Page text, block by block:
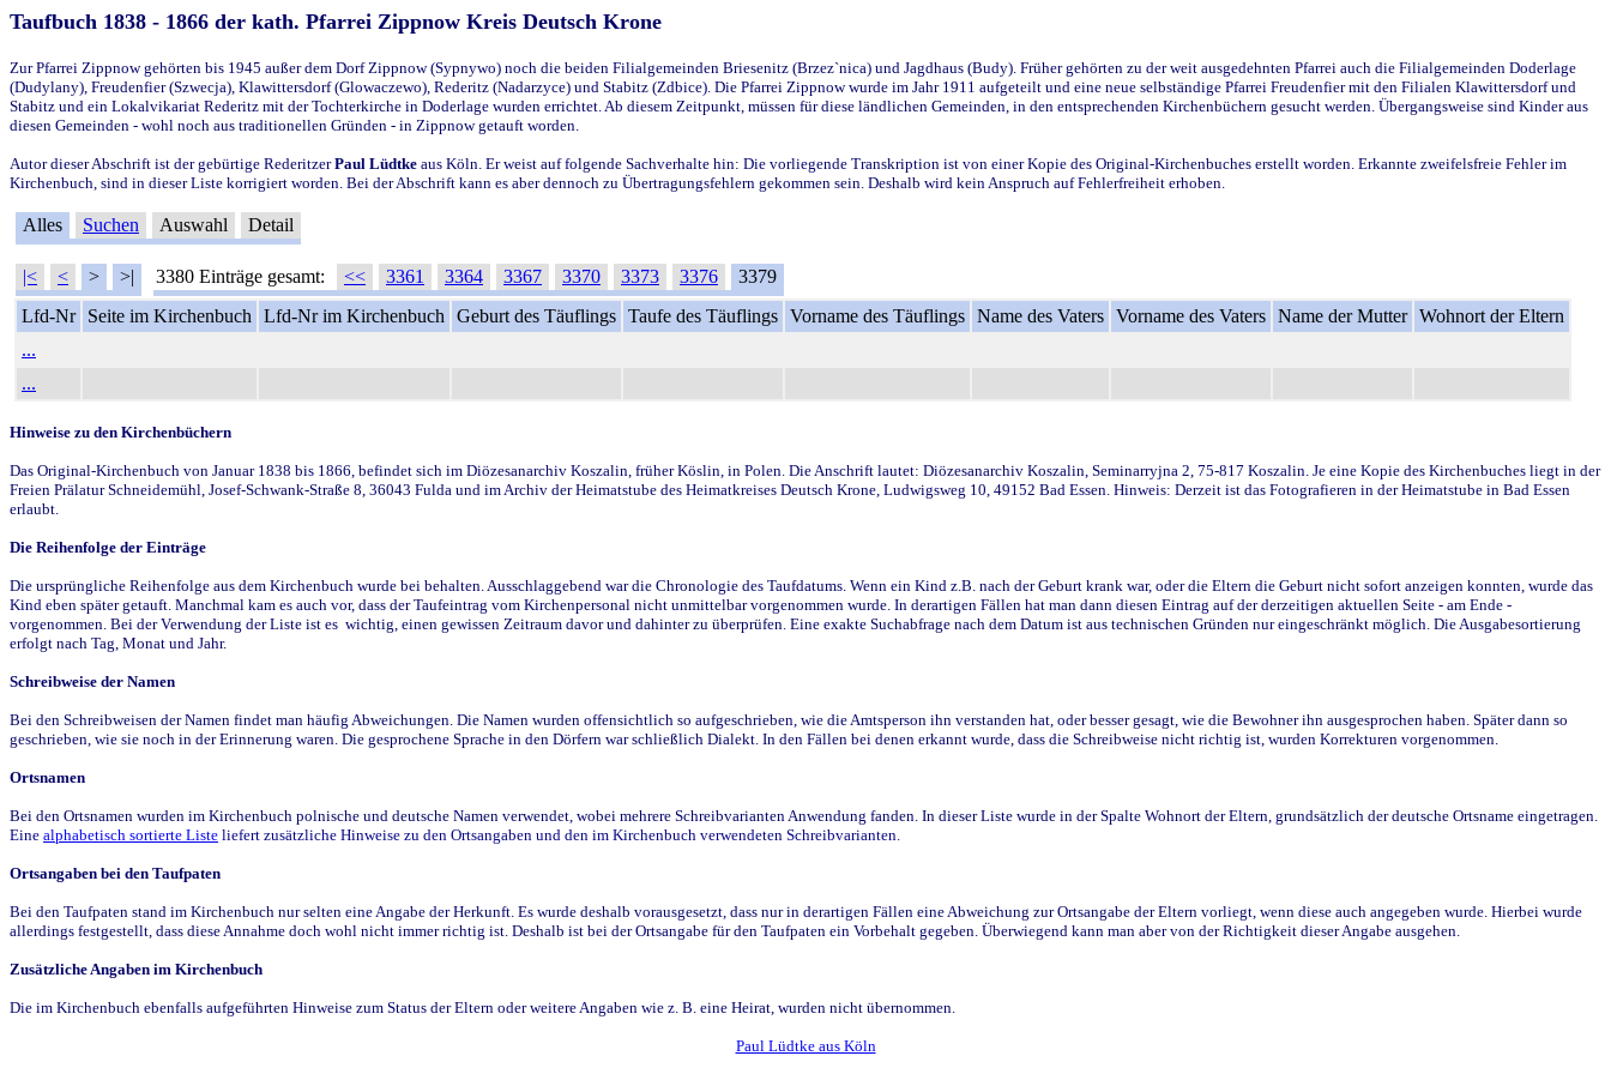
Taufbuch 1838 - 1866 der kath. Pfarrei Zippnow Kreis Deutsch Krone
Zur Pfarrei Zippnow gehörten bis 1945 außer dem Dorf Zippnow (Sypnywo) noch die beiden Filialgemeinden Briesenitz (Brzez`nica) und Jagdhaus (Budy). Früher gehörten zu der weit ausgedehnten Pfarrei auch die Filialgemeinden Doderlage
(Dudylany), Freudenfier (Szwecja), Klawittersdorf (Glowaczewo), Rederitz (Nadarzyce) und Stabitz (Zdbice). Die Pfarrei Zippnow wurde im Jahr 1911 aufgeteilt und eine neue selbständige Pfarrei Freudenfier mit den Filialen Klawittersdorf und
Stabitz und ein Lokalvikariat Rederitz mit der Tochterkirche in Doderlage wurden errichtet. Ab diesem Zeitpunkt, müssen für diese ländlichen Gemeinden, in den entsprechenden Kirchenbüchern gesucht werden. Übergangsweise sind Kinder aus
diesen Gemeinden - wohl noch aus traditionellen Gründen - in Zippnow getauft worden.
Autor dieser Abschrift ist der gebürtige RederitzerPaul Lüdtke aus Köln. Er weist auf folgende Sachverhalte hin: Die vorliegende Transkription ist von einer Kopie des Original-Kirchenbuches erstellt worden. Erkannte zweifelsfreie Fehler im
Kirchenbuch, sind in dieser Liste korrigiert worden. Bei der Abschrift kann es aber dennoch zu Übertragungsfehlern gekommen sein. Deshalb wird kein Anspruch auf Fehlerfreiheit erhoben.
Alles Suchen Auswahl Detail
|< < > >| 3380 Einträge gesamt: << 3361 3364 3367 3370 3373 3376
3379
Lfd-Nr
Seite im Kirchenbuch Lfd-Nr im Kirchenbuch Geburt des Täuflings Taufe des Täuflings Vorname des Täuflings Name des Vaters Vorname des Vaters Name der Mutter Wohnort der Eltern
...
...
Hinweise zu den Kirchenbüchern
Das Original-Kirchenbuch von Januar 1838 bis 1866, befindet sich im Diözesanarchiv Koszalin, früher Köslin, in Polen. Die Anschrift lautet: Diözesanarchiv Koszalin, Seminarryjna 2, 75-817 Koszalin. Je eine Kopie des Kirchenbuches liegt in der
Freien Prälatur Schneidemühl, Josef-Schwank-Straße 8, 36043 Fulda und im Archiv der Heimatstube des Heimatkreises Deutsch Krone, Ludwigsweg 10, 49152 Bad Essen. Hinweis: Derzeit ist das Fotografieren in der Heimatstube in Bad Essen
erlaubt.
Die Reihenfolge der Einträge
Die ursprüngliche Reihenfolge aus dem Kirchenbuch wurde bei behalten. Ausschlaggebend war die Chronologie des Taufdatums. Wenn ein Kind z.B. nach der Geburt krank war, oder die Eltern die Geburt nicht sofort anzeigen konnten, wurde das
Kind eben später getauft. Manchmal kam es auch vor, dass der Taufeintrag vom Kirchenpersonal nicht unmittelbar vorgenommen wurde. In derartigen Fällen hat man dann diesen Eintrag auf der derzeitigen aktuellen Seite - am Ende -
vorgenommen. Bei der Verwendung der Liste ist es wichtig, einen gewissen Zeitraum davor und dahinter zu überprüfen. Eine exakte Suchabfrage nach dem Datum ist aus technischen Gründen nur eingeschränkt möglich. Die Ausgabesortierung
erfolgt nach Tag, Monat und Jahr.
Schreibweise der Namen
Bei den Schreibweisen der Namen findet man häufig Abweichungen. Die Namen wurden offensichtlich so aufgeschrieben, wie die Amtsperson ihn verstanden hat, oder besser gesagt, wie die Bewohner ihn ausgesprochen haben. Später dann so
geschrieben, wie sie noch in der Erinnerung waren. Die gesprochene Sprache in den Dörfern war schließlich Dialekt. In den Fällen bei denen erkannt wurde, dass die Schreibweise nicht richtig ist, wurden Korrekturen vorgenommen.
Ortsnamen
Bei den Ortsnamen wurden im Kirchenbuch polnische und deutsche Namen verwendet, wobei mehrere Schreibvarianten Anwendung fanden. In dieser Liste wurde in der Spalte Wohnort der Eltern, grundsätzlich der deutsche Ortsname eingetragen.
Eine alphabetisch sortierte Liste liefert zusätzliche Hinweise zu den Ortsangaben und den im Kirchenbuch verwendeten Schreibvarianten.
Ortsangaben bei den Taufpaten
Bei den Taufpaten stand im Kirchenbuch nur selten eine Angabe der Herkunft. Es wurde deshalb vorausgesetzt, dass nur in derartigen Fällen eine Abweichung zur Ortsangabe der Eltern vorliegt, wenn diese auch angegeben wurde. Hierbei wurde
allerdings festgestellt, dass diese Annahme doch wohl nicht immer richtig ist. Deshalb ist bei der Ortsangabe für den Taufpaten ein Vorbehalt gegeben. Überwiegend kann man aber von der Richtigkeit dieser Angabe ausgehen.
Zusätzliche Angaben im Kirchenbuch
Die im Kirchenbuch ebenfalls aufgeführten Hinweise zum Status der Eltern oder weitere Angaben wie z. B. eine Heirat, wurden nicht übernommen.
Paul Lüdtke aus Köln